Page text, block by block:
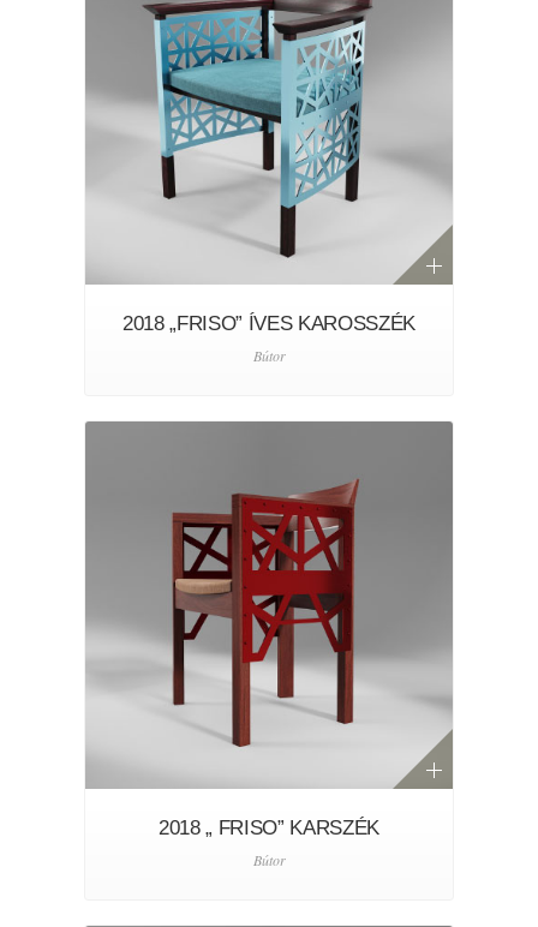
2018 „FRISO” ÍVES KAROSSZÉK
Bútor
2018 „ FRISO” KARSZÉK
Bútor